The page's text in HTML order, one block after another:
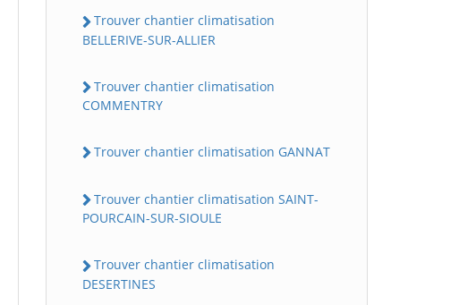
Trouver chantier climatisation
BELLERIVE-SUR-ALLIER
Trouver chantier climatisation
COMMENTRY
Trouver chantier climatisation GANNAT
Trouver chantier climatisation SAINT-
POURCAIN-SUR-SIOULE
Trouver chantier climatisation
DESERTINES